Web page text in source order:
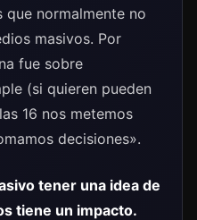
normalmente no
masivos. Por
fue sobre
(si quieren pueden
16 nos metemos
decisiones».
tener una idea de
tiene un impacto.